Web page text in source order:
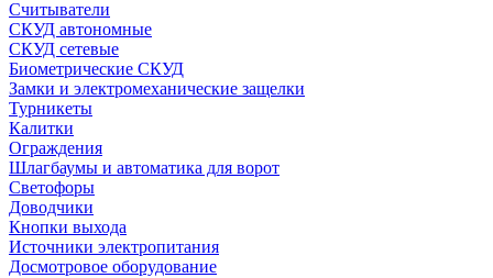
Считыватели
СКУД автономные
СКУД сетевые
Биометрические СКУД
Замки и электромеханические защелки
Турникеты
Калитки
Ограждения
Шлагбаумы и автоматика для ворот
Светофоры
Доводчики
Кнопки выхода
Источники электропитания
Досмотровое оборудование